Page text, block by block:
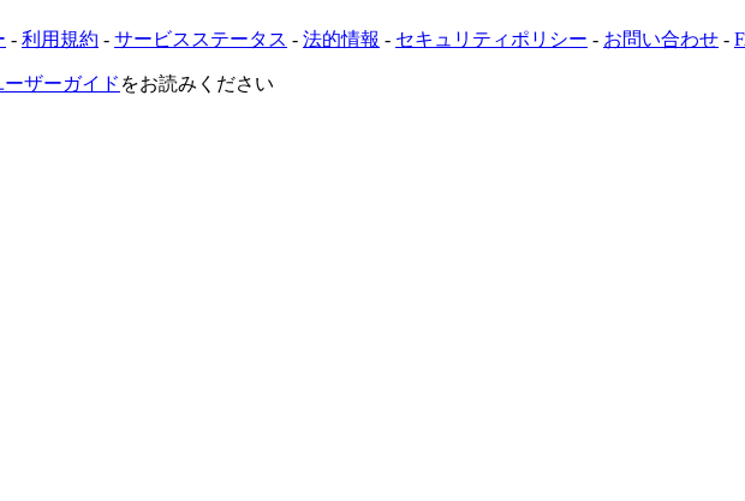
- 利用規約 - サービスステータス - 法的情報 - セキュリティポリシー - お問い合わせ -
ザーガイド をお読みください